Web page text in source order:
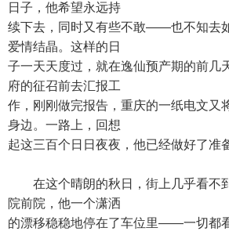
日子，他希望永远持
续下去，同时又有些不敢——也不知去
爱情结晶。这样的日
子一天天度过，就在逸仙预产期的前几
府的征召前去汇报工
作，刚刚做完报告，重庆的一纸电文又
身边。一路上，回想
起这三百个日日夜夜，他已经做好了准
在这个晴朗的秋日，街上几乎看不
院前院，他一个潇洒
的漂移稳稳地停在了车位里——一切都